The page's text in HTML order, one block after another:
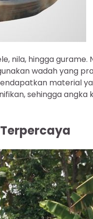
nila, hingga
wadah yang
material
sehingga angka